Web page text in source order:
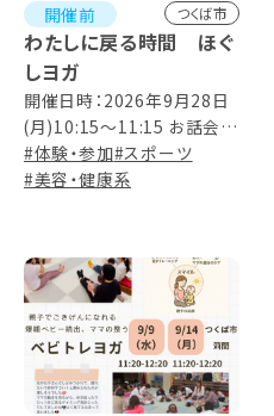
開催前 つくば市
わたしに戻る時間 ほぐ
しヨガ
開催日時：2026年9月28日
(月)10:15～11:15 お話会
12:00頃まで
#体験・参加#スポーツ
#美容・健康系